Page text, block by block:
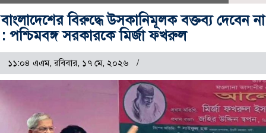
বাংলাদেশের বিরুদ্ধে উসকানিমূলক বক্তব্য দেবেন না
: পশ্চিমবঙ্গ সরকারকে মির্জা ফখরুল
১১:০৪ এএম, রবিবার, ১৭ মে, ২০২৬